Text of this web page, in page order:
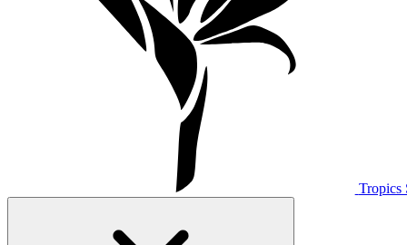
Tropics